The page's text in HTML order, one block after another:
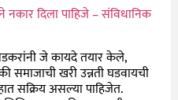
दिला पाहिजे – संविधानिक
जे कायदे तयार केले,
समाजाची खरी उन्नती घडवायची
सक्रिय असल्या पाहिजेत.